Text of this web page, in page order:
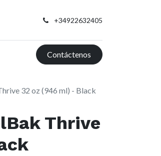
+34922632405
Contáctenos
32 oz (946 ml) - Black
Thrive